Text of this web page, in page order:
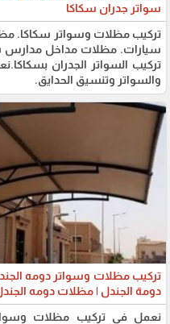
سواتر جدران سكاكا
تركيب مظلات وسواتر سكاكا.
سيارات. مظلات مداخل مدارس
تركيب السواتر الجدران
والسواتر وتنسيق الحدايق.
تركيب مظلات وسواتر دومه
دومة الجندل | مظلات دومه الجندل
نعمل في تركيب مظلات